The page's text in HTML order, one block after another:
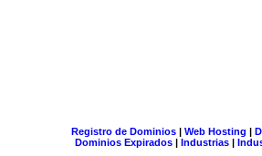
Registro de Dominios| Web Hosting |
Dominios Expirados | Industrias |